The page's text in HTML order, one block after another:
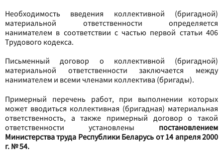
Необходимость введения коллективной (бригадной)
материальной ответственности определяется
нанимателем в соответствии с частью первой статьи 406
Трудового кодекса.
Письменный договор о коллективной (бригадной)
материальной ответственности заключается между
нанимателем и всеми членами коллектива (бригады).
Примерный перечень работ, при выполнении которых
может вводиться коллективная (бригадная) материальная
ответственность, а также примерный договор о такой
ответственности установлены постановлением
Министерства труда Республики Беларусь от 14 апреля 2000
г. № 54.